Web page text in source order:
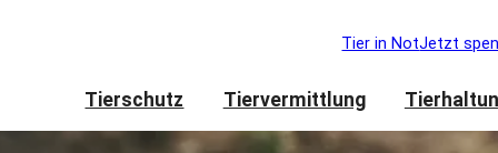
Tier in NotJetzt
Tierschutz Tiervermittlung